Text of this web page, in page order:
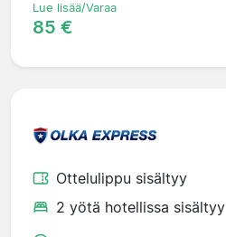
Lue lisää/Varaa
85 €
Ottelulippu sisältyy
2 yötä hotellissa sisältyy